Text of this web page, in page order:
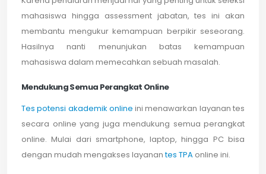
mahasiswa hingga assessment jabatan, tes ini akan
membantu mengukur kemampuan berpikir seseorang.
Hasilnya nanti menunjukan batas kemampuan
mahasiswa dalam memecahkan sebuah masalah.
Mendukung Semua Perangkat Online
Tes potensi akademik online ini menawarkan layanan tes
secara online yang juga mendukung semua perangkat
online. Mulai dari smartphone, laptop, hingga PC bisa
dengan mudah mengakses layanantes TPA online ini.